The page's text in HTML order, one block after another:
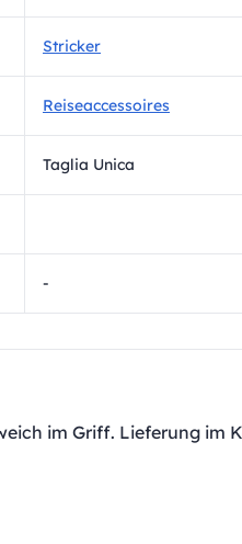
Stricker
Reiseaccessoires
Taglia Unica
-
im Griff. Lieferung im